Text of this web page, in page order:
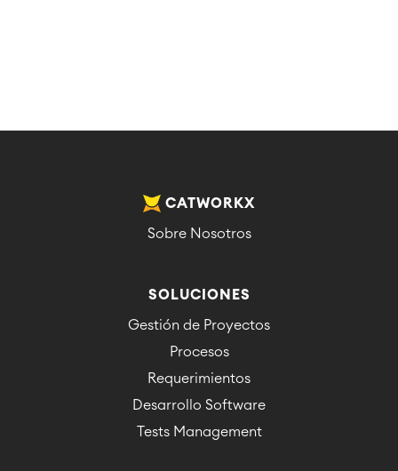
CATWORKX
Sobre Nosotros
SOLUCIONES
Gestión de Proyectos
Procesos
Requerimientos
Desarrollo Software
Tests Management